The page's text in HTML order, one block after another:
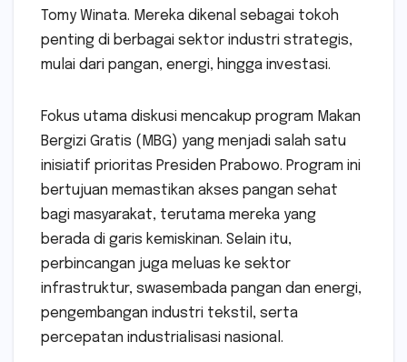
Tomy Winata. Mereka dikenal sebagai tokoh
penting di berbagai sektor industri strategis,
mulai dari pangan, energi, hingga investasi.
Fokus utama diskusi mencakup program Makan
Bergizi Gratis (MBG) yang menjadi salah satu
inisiatif prioritas Presiden Prabowo. Program ini
bertujuan memastikan akses pangan sehat
bagi masyarakat, terutama mereka yang
berada di garis kemiskinan. Selain itu,
perbincangan juga meluas ke sektor
infrastruktur, swasembada pangan dan energi,
pengembangan industri tekstil, serta
percepatan industrialisasi nasional.